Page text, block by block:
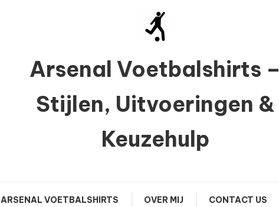
Arsenal Voetbalshirts –
Stijlen, Uitvoeringen &
Keuzehulp
ARSENAL VOETBALSHIRTS OVER MIJ CONTACT US